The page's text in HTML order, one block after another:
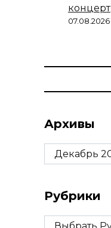
концерт
07.08.2026
Архивы
Архивы
Рубрики
Рубрики